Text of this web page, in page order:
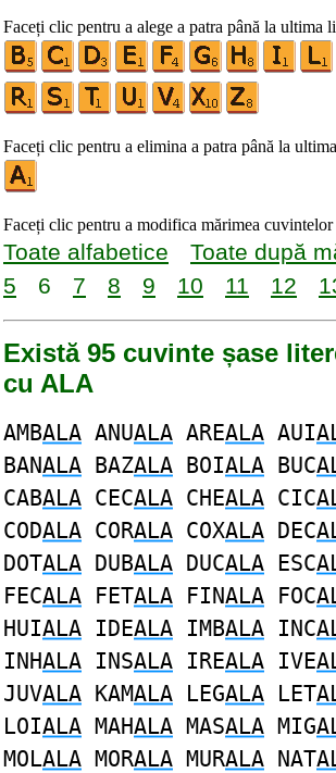
Faceți clic pentru a alege a patra până la ultima
Faceți clic pentru a elimina a patra până la
Faceți clic pentru a modifica mărimea cuvintelor
Toate alfabetice Toate după
5
6 7 8 9 10 11 12
Există 95 cuvinte șase
cu ALA
AMBALA ANUALA AREALA AUI
BANALA BAZALA BOIALA BUC
CABALA CECALA CHEALA CIC
CODALA CORALA COXALA DEC
DOTALA DUBALA DUCALA ESC
FECALA FETALA FINALA FOC
HUIALA IDEALA IMBALA INC
INHALA INSALA IREALA IVE
JUVALA KAMALA LEGALA LET
LOIALA MAHALA MASALA MIG
MOLALA MORALA MURALA NAT